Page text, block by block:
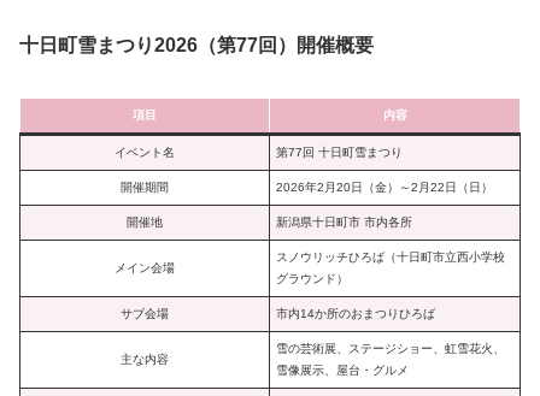
十日町雪まつり2026（第77回）開催概要
項目 内容
イベント名 第77回 十日町雪まつり
開催期間 2026年2月20日（金）～2月22日（日）
開催地 新潟県十日町市 市内各所
メイン会場
スノウリッチひろば（十日町市立西小学校
グラウンド）
サブ会場 市内14か所のおまつりひろば
主な内容
雪の芸術展、ステージショー、虹雪花火、
雪像展示、屋台・グルメ